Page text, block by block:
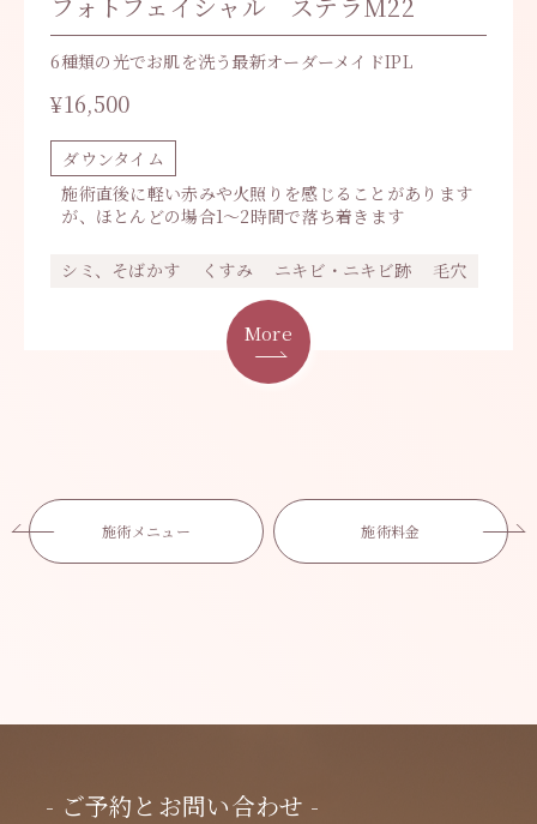
6種類の光でお肌を洗う最新オーダーメイドIPL
¥16,500
ダウンタイム
施術直後に軽い赤みや火照りを感じることがあります
が、ほとんどの場合1～2時間で落ち着きます
シミ、そばかす くすみ ニキビ・ニキビ跡 毛穴
More
施術メニュー 施術料金
- ご予約とお問い合わせ -